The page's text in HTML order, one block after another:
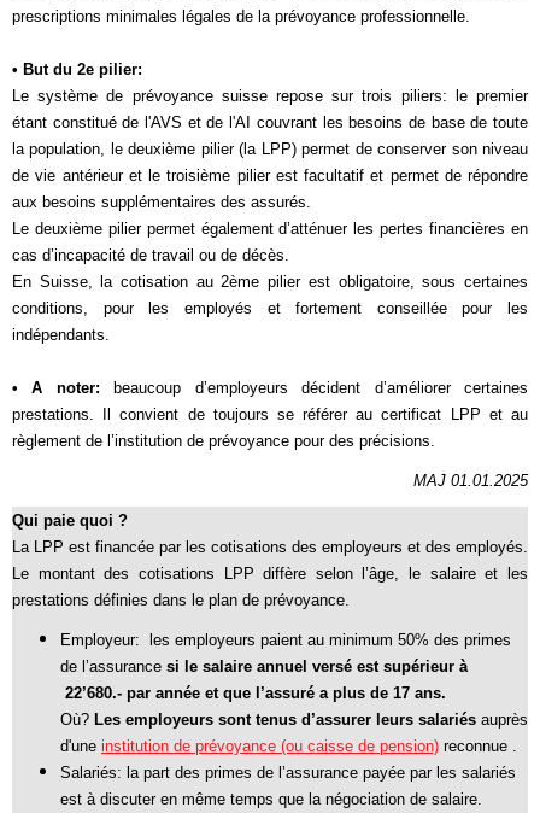
prescriptions minimales légales de la prévoyance professionnelle.
• But du 2e pilier:
Le système de prévoyance suisse repose sur trois piliers: le premier
étant constitué de l'AVS et de l'AI couvrant les besoins de base de toute
la population, le deuxième pilier (la LPP) permet de conserver son niveau
de vie antérieur et le troisième pilier est facultatif et permet de répondre
aux besoins supplémentaires des assurés.
Le deuxième pilier permet également d’atténuer les pertes financières en
cas d’incapacité de travail ou de décès.
En Suisse, la cotisation au 2ème pilier est obligatoire, sous certaines
conditions, pour les employés et fortement conseillée pour les
indépendants.
• A noter:beaucoup d’employeurs décident d’améliorer certaines
prestations. Il convient de toujours se référer au certificat LPP et au
règlement de l’institution de prévoyance pour des précisions.
MAJ 01.01.2025
Qui paie quoi ?
La LPP est financée par les cotisations des employeurs et des employés.
Le montant des cotisations LPP diffère selon l’âge, le salaire et les
prestations définies dans le plan de prévoyance.
Employeur: les employeurs paient au minimum 50% des primes
de l’assurance si le salaire annuel versé est supérieur à
22’680.- par année et que l’assuré a plus de 17 ans.
Où? Les employeurs sont tenus d’assurer leurs salariés auprès
d'une institution de prévoyance (ou caisse de pension) reconnue
Salariés: la part des primes de l’assurance payée par les salariés
est à discuter en même temps que la négociation de salaire.